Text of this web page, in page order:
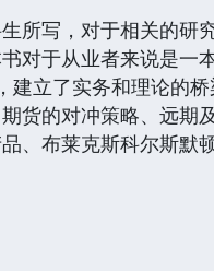
写，对于相关的研
对于从业者来说是一
立了实务和理论的
货的对冲策略、远期
布莱克斯科尔斯默